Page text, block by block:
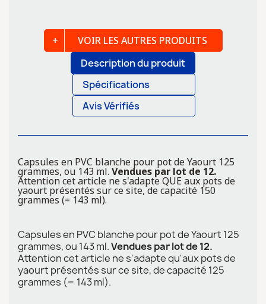
Description du produit
Spécifications
Avis Vérifiés
VOIR LES AUTRES PRODUITS
Capsules en PVC blanche pour pot de Yaourt 125
grammes, ou 143 ml. Vendues par lot de 12.
Attention cet article ne s'adapte QUE aux pots de
yaourt présentés sur ce site, de capacité 150
grammes (= 143 ml).
Capsules en PVC blanche pour pot de Yaourt 125
grammes, ou 143 ml.Vendues par lot de 12.
Attention cet article ne s'adapte qu'aux pots de
yaourt présentés sur ce site, de capacité 125
grammes (= 143 ml).